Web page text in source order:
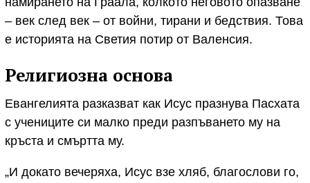
– век след век – от войни, тирани и бедствия. Това
е историята на Светия потир от Валенсия.
Религиозна основа
Евангелията разказват как Исус празнува Пасхата
с учениците си малко преди разпъването му на
кръста и смъртта му.
„И докато вечеряха, Исус взе хляб, благослови го,